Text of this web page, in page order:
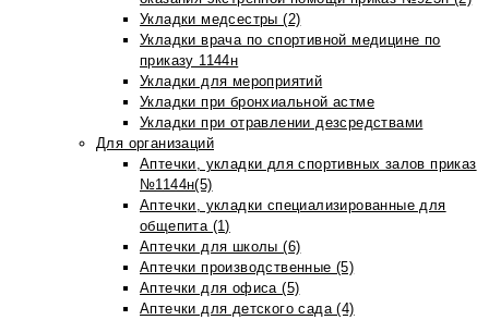
Укладки медсестры (2)
Укладки врача по спортивной медицине по
приказу 1144н
Укладки для мероприятий
Укладки при бронхиальной астме
Укладки при отравлении дезсредствами
Для организаций
Аптечки, укладки для спортивных залов приказ
№1144н(5)
Аптечки, укладки специализированные для
общепита (1)
Аптечки для школы (6)
Аптечки производственные (5)
Аптечки для офиса (5)
Аптечки для детского сада (4)